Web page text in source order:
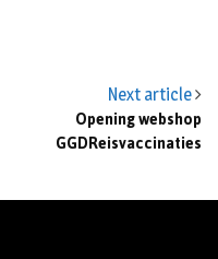
Next article
Opening webshop
GGDReisvaccinaties